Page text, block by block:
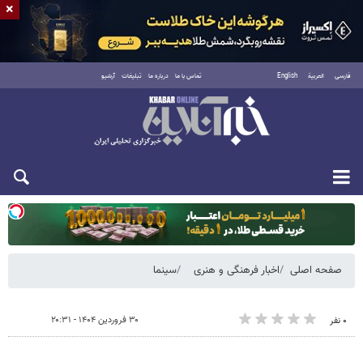
فارسی العربية English تماس با ما درباره ما تبلیغات آرشیو
دوشنبه ۱۹ مرداد ۱۴۰۵
صفحه اصلی اخبار فرهنگی و هنری سینما
۰ نفر ۳۰ فروردین ۱۴۰۴ - ۲۰:۳۱
×